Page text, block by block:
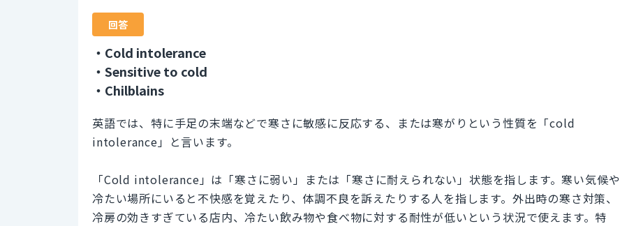
回答
・Cold intolerance
・Sensitive to cold
・Chilblains
英語では、特に手足の末端などで寒さに敏感に反応する、または寒がりという性質を「cold
intolerance」と言います。
「Cold intolerance」は「寒さに弱い」または「寒さに耐えられない」状態を指します。寒い気候や
冷たい場所にいると不快感を覚えたり、体調不良を訴えたりする人を指します。外出時の寒さ対策、
冷房の効きすぎている店内、冷たい飲み物や食べ物に対する耐性が低いという状況で使えます。特